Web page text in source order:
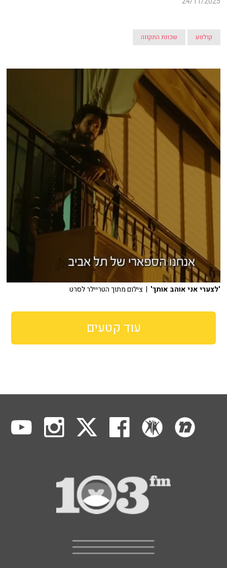
קולנוע שכונת התקווה
'לצערי אני אוהב אותך' | צילום מתוך הטריילר לסרט
עוד קטעים